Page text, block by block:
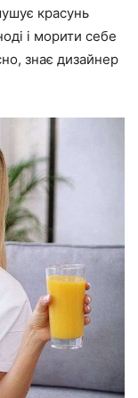
красунь
і морити себе
знає дизайнер